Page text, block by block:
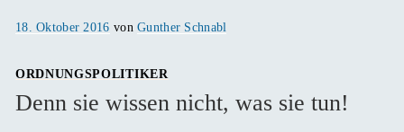
Veröffentlicht
18. Oktober 2016 vonGunther Schnabl
ORDNUNGSPOLITIKER
Denn sie wissen nicht, was sie tun!